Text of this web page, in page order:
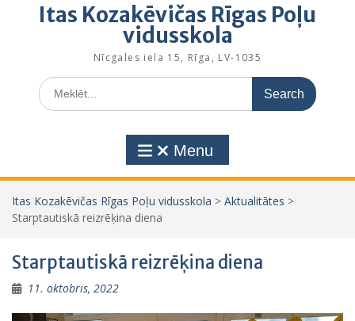
Itas Kozakēvičas Rīgas Poļu
vidusskola
Nīcgales iela 15, Rīga, LV-1035
Search
for:
Menu
Itas Kozakēvičas Rīgas Poļu vidusskola > Aktualitātes >
Starptautiskā reizrēķina diena
Starptautiskā reizrēķina diena
11. oktobris, 2022